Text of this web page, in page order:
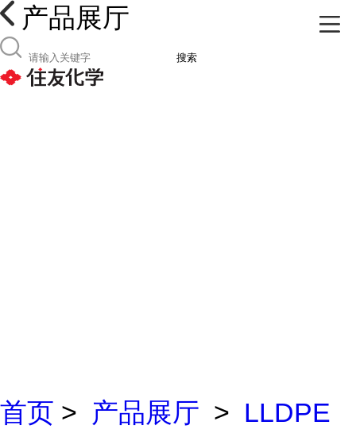
产品展厅
搜索
首页 > 产品展厅 > LLDPE